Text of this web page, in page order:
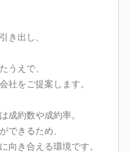
き出し、
うえで、
社をご提案します。
成約数や成約率。
できるため、
向き合える環境です。